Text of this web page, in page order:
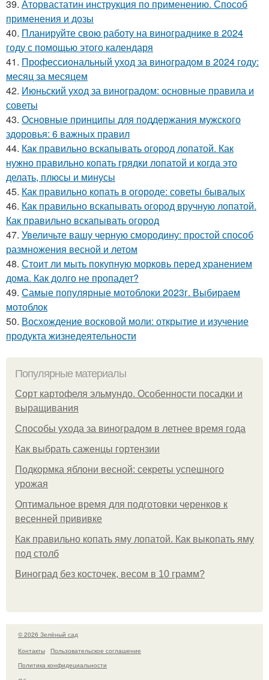
39. Аторвастатин инструкция по применению. Способ
применения и дозы
40. Планируйте свою работу на винограднике в 2024
году с помощью этого календаря
41. Профессиональный уход за виноградом в 2024 году:
месяц за месяцем
42. Июньский уход за виноградом: основные правила и
советы
43. Основные принципы для поддержания мужского
здоровья: 6 важных правил
44. Как правильно вскапывать огород лопатой. Как
нужно правильно копать грядки лопатой и когда это
делать, плюсы и минусы
45. Как правильно копать в огороде: советы бывалых
46. Как правильно вскапывать огород вручную лопатой.
Как правильно вскапывать огород
47. Увеличьте вашу черную смородину: простой способ
размножения весной и летом
48. Стоит ли мыть покупную морковь перед хранением
дома. Как долго не пропадет?
49. Самые популярные мотоблоки 2023г. Выбираем
мотоблок
50. Восхождение восковой моли: открытие и изучение
продукта жизнедеятельности
Популярные материалы
Сорт картофеля эльмундо. Особенности посадки и
выращивания
Способы ухода за виноградом в летнее время года
Как выбрать саженцы гортензии
Подкормка яблони весной: секреты успешного
урожая
Оптимальное время для подготовки черенков к
весенней прививке
Как правильно копать яму лопатой. Как выкопать яму
под столб
Виноград без косточек, весом в 10 грамм?
© 2026 Зелёный сад
Контакты
Пользовательское соглашение
Политика конфидециальности